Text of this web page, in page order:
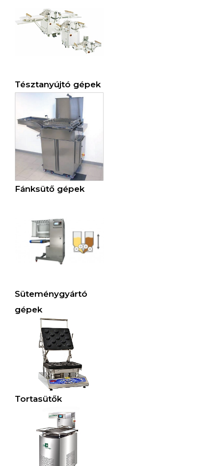
Tésztanyújtó gépek
Fánksütő gépek
Süteménygyártó
gépek
Tortasütők